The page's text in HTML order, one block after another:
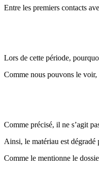
Entre les premiers contacts
Lors de cette période,
Comme nous pouvons le voir,
Comme précisé, il ne s’agit
Ainsi, le matériau est dégradé
Comme le mentionne le